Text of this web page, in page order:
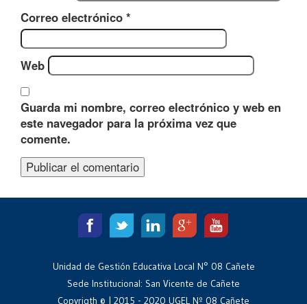
Correo electrónico *
Web
Guarda mi nombre, correo electrónico y web en
este navegador para la próxima vez que
comente.
Unidad de Gestión Educativa Local N° 08 Cañete
Sede Institucional: San Vicente de Cañete
Copyrigth © | 2015 - 2020 UGEL Nº 08 Cañete